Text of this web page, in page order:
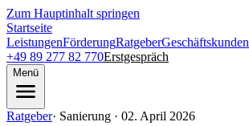
Zum Hauptinhalt springen
Startseite
LeistungenFörderungRatgeberGeschäftskunden
+49 89 277 82 770Erstgespräch
Menü
Ratgeber· Sanierung · 02. April 2026